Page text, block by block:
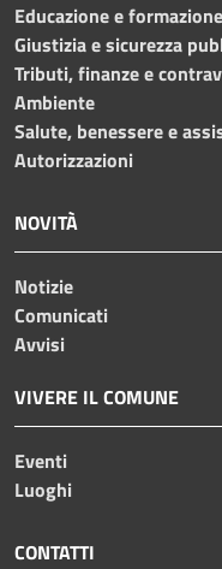
Educazione e formazione
Giustizia e sicurezza
Tributi, finanze e
Ambiente
Salute, benessere e
Autorizzazioni
NOVITÀ
Notizie
Comunicati
Avvisi
VIVERE IL COMUNE
Eventi
Luoghi
CONTATTI